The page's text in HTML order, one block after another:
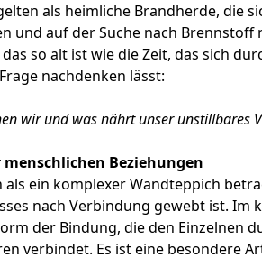
als heimliche Brandherde, die
und auf der Suche nach Brennstoff
so alt ist wie die Zeit, das sich
nachdenken lässt:
wir und was nährt unser unstillbares
Beziehungen
als ein komplexer Wandteppich
nach Verbindung gewebt ist. Im
der Bindung, die den Einzelnen
verbindet. Es ist eine besondere